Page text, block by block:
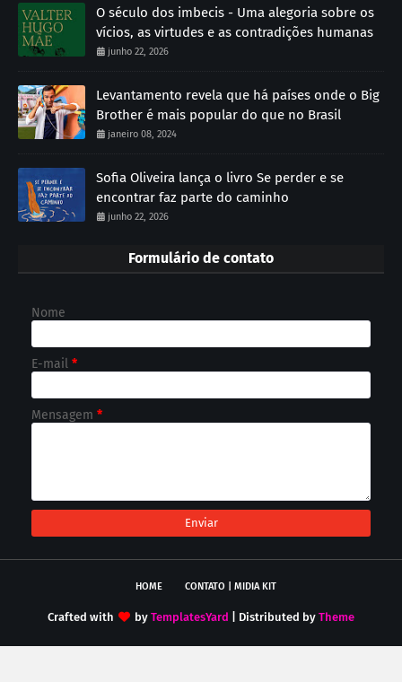
O século dos imbecis - Uma alegoria sobre os
vícios, as virtudes e as contradições humanas
junho 22, 2026
Levantamento revela que há países onde o Big
Brother é mais popular do que no Brasil
janeiro 08, 2024
Sofia Oliveira lança o livro Se perder e se
encontrar faz parte do caminho
junho 22, 2026
Formulário de contato
Nome
E-mail *
Mensagem *
HOME CONTATO | MIDIA KIT
Crafted with by TemplatesYard | Distributed by Theme